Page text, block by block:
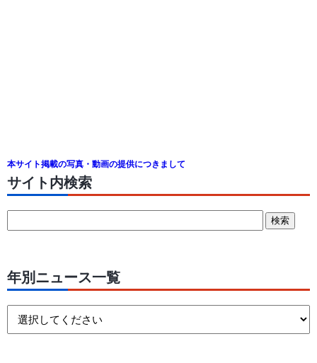
本サイト掲載の写真・動画の提供につきまして
サイト内検索
年別ニュース一覧